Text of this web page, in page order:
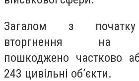
Загалом з початку
вторгнення на
пошкоджено частково
243 цивільні об’єкти.